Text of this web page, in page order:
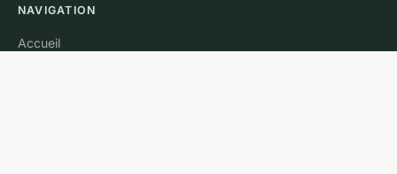
NAVIGATION
Accueil